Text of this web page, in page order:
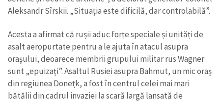
Aleksandr Sîrskii. „Situația este dificilă, dar controlabilă”.
Acesta a afirmat că rușii aduc forțe speciale și unități de
asalt aeropurtate pentru a le ajuta în atacul asupra
orașului, deoarece membrii grupului militar rus Wagner
sunt „epuizați”. Asaltul Rusiei asupra Bahmut, un mic oraș
din regiunea Donețk, a fost în centrul celei mai mari
bătălii din cadrul invaziei la scară largă lansată de